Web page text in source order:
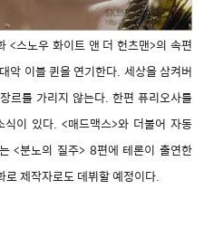
<스노우 화이트 앤 더 헌츠맨>의 속편
악 이블 퀸을 연기한다. 세상을 삼켜버
르를 가리지 않는다. 한편 퓨리오사를
식이 있다. <매드맥스>와 더불어 자동
<분노의 질주> 8편에 테론이 출연한
로 제작자로도 데뷔할 예정이다.